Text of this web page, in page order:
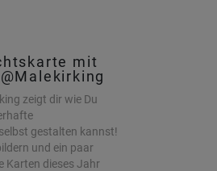
mit
zeigt dir wie Du
gestalten kannst!
und ein paar
Karten dieses Jahr